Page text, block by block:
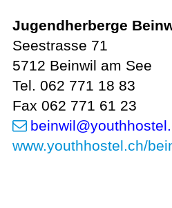
Jugendherberge
Seestrasse 71
5712 Beinwil am See
Tel. 062 771 18 83
Fax 062 771 61 23
beinwil
www.youthhostel.ch/